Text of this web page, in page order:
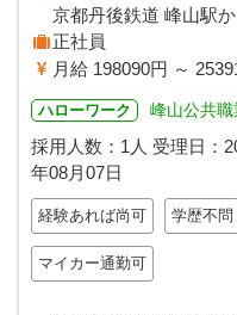
京都丹後鉄道 峰山駅
正社員
月給 198090円 ～
ハローワーク 峰山公共
採用人数：1人 受理日：
年08月07日
経験あれば尚可 学歴不問
マイカー通勤可